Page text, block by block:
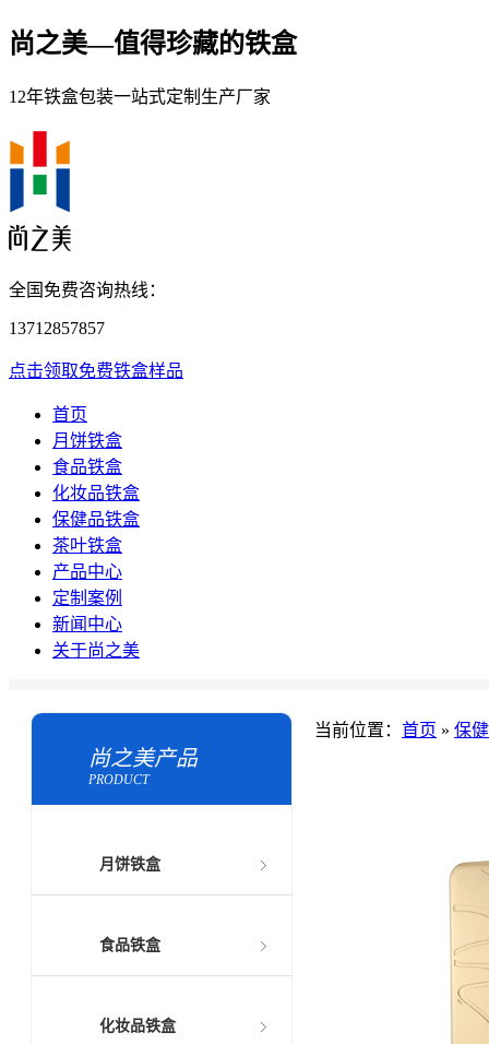
尚之美—值得珍藏的铁盒
12年铁盒包装一站式定制生产厂家
全国免费咨询热线：
13712857857
点击领取免费铁盒样品
首页
月饼铁盒
食品铁盒
化妆品铁盒
保健品铁盒
茶叶铁盒
产品中心
定制案例
新闻中心
关于尚之美
当前位置： 首页 » 保
尚之美产品
PRODUCT
月饼铁盒
食品铁盒
化妆品铁盒